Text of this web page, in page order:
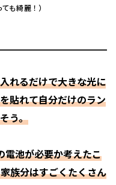
も綺麗！）
れるだけで大きな光に
貼れて自分だけのラン
う。
電池が必要か考えたこ
族分はすごくたくさん